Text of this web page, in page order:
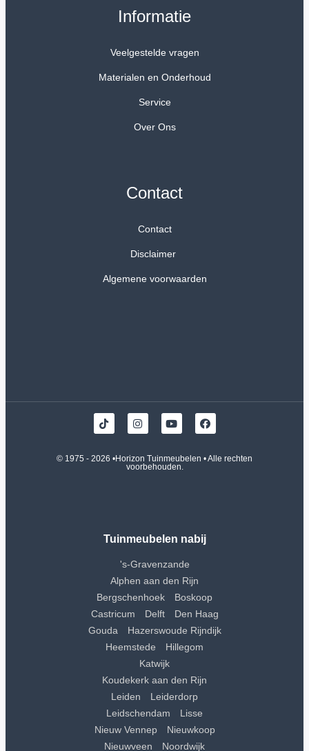
Informatie
Veelgestelde vragen
Materialen en Onderhoud
Service
Over Ons
Contact
Contact
Disclaimer
Algemene voorwaarden
© 1975 - 2026 •Horizon Tuinmeubelen • Alle rechten
voorbehouden.
Tuinmeubelen nabij
's-Gravenzande
Alphen aan den Rijn
Bergschenhoek
Boskoop
Castricum
Delft
Den Haag
Gouda
Hazerswoude Rijndijk
Heemstede
Hillegom
Katwijk
Koudekerk aan den Rijn
Leiden
Leiderdorp
Leidschendam
Lisse
Nieuw Vennep
Nieuwkoop
Nieuwveen
Noordwijk